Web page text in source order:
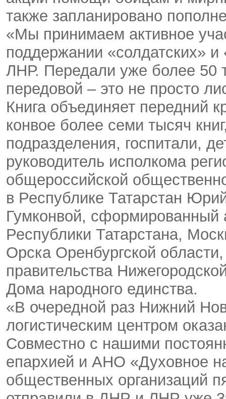
также запланировано
«Мы принимаем активное
поддержании «солдатских»
ЛНР. Передали уже более 50
передовой – это не просто
Книга объединяет передний
конвое более семи тысяч
подразделения, госпитали,
руководитель исполкома
общероссийской
в Республике Татарстан
Гумконвой, сформированный
Республики Татарстана,
Орска Оренбургской
правительства
Дома народного единства.
«В очередной раз Нижний
логистическим центром
Совместно с нашими
епархией и АНО «Духовное
общественных организаций